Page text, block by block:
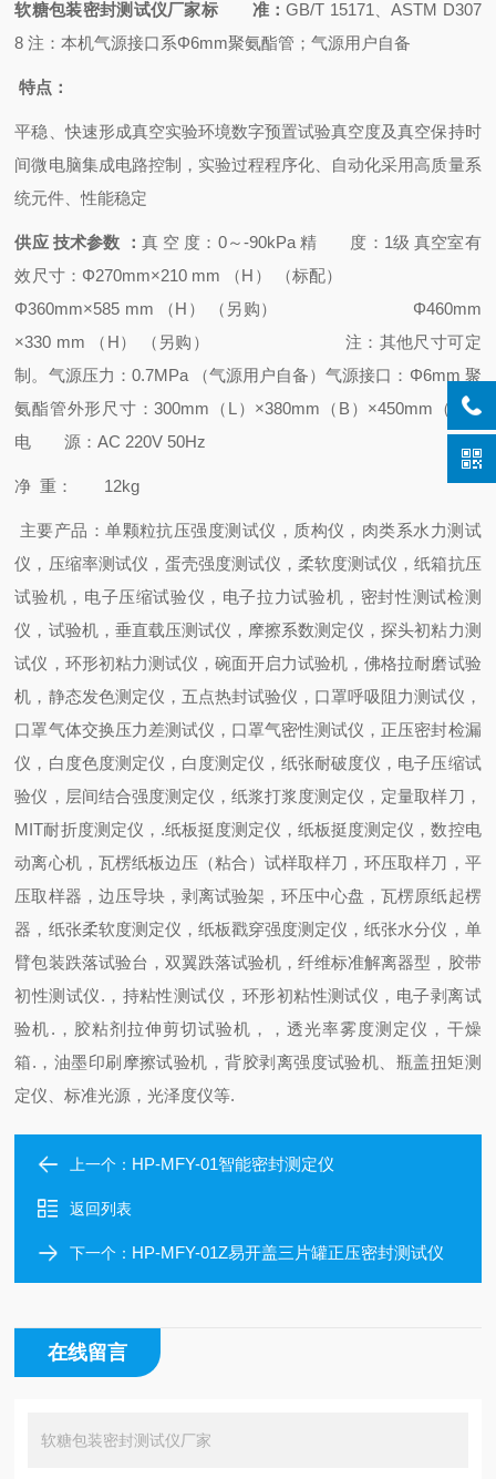
软糖包装密封测试仪厂家标 准：GB/T 15171、ASTM D307
8 注：本机气源接口系Φ6mm聚氨酯管；气源用户自备
特点：
平稳、快速形成真空实验环境数字预置试验真空度及真空保持时
间微电脑集成电路控制，实验过程程序化、自动化采用高质量系
统元件、性能稳定
供应 技术参数 ： 真 空 度：0～-90kPa精 度：1级真空室有
效尺寸：Φ270mm×210 mm （H） （标配）
Φ360mm×585 mm （H） （另购）
Φ460mm
×330 mm （H） （另购）
注：其他尺寸可定
制。 气源压力：0.7MPa （气源用户自备）气源接口：Φ6mm 聚
氨酯管外形尺寸：300mm（L）×380mm（B）×450mm（H）
电 源：AC 220V 50Hz
净 重： 12kg
主要产品：单颗粒抗压强度测试仪，质构仪，肉类系水力测试
仪，压缩率测试仪，蛋壳强度测试仪，柔软度测试仪，纸箱抗压
试验机，电子压缩试验仪，电子拉力试验机，密封性测试检测
仪 ，试验机， 垂直载压测试仪，摩擦系数测定仪，探头初粘力测
试仪，环形初粘力测试仪，碗面开启力试验机，佛格拉耐磨试验
机，静态发色测定仪，五点热封试验仪，口罩呼吸阻力测试仪，
口罩气体交换压力差测试仪，口罩气密性测试仪，正压密封检漏
仪， 白度色度测定仪，白度测定仪，纸张耐破度仪，电子压缩试
验仪，层间结合强度测定仪，纸浆打浆度测定仪，定量取样刀，
MIT耐折度测定仪， .纸板挺度测定仪，纸板挺度测定仪，数控电
动离心机，瓦楞纸板边压（粘合）试样取样刀，环压取样刀，平
压取样器，边压导块，剥离试验架，环压中心盘，瓦楞原纸起楞
器，纸张柔软度测定仪，纸板戳穿强度测定仪，纸张水分仪，单
臂包装跌落试验台，双翼跌落试验机，纤维标准解离器型，胶带
初性测试仪. ，持粘性测试仪，环形初粘性测试仪，电子剥离试
验机. ，胶粘剂拉伸剪切试验机，，透光率雾度测定仪，干燥
箱. ，油墨印刷摩擦试验机，背胶剥离强度试验机 、瓶盖扭矩测
定仪、标准光源，光泽度仪等.
上一个： HP-MFY-01智能密封测定仪
返回列表
下一个： HP-MFY-01Z易开盖三片罐正压密封测试仪
在线留言